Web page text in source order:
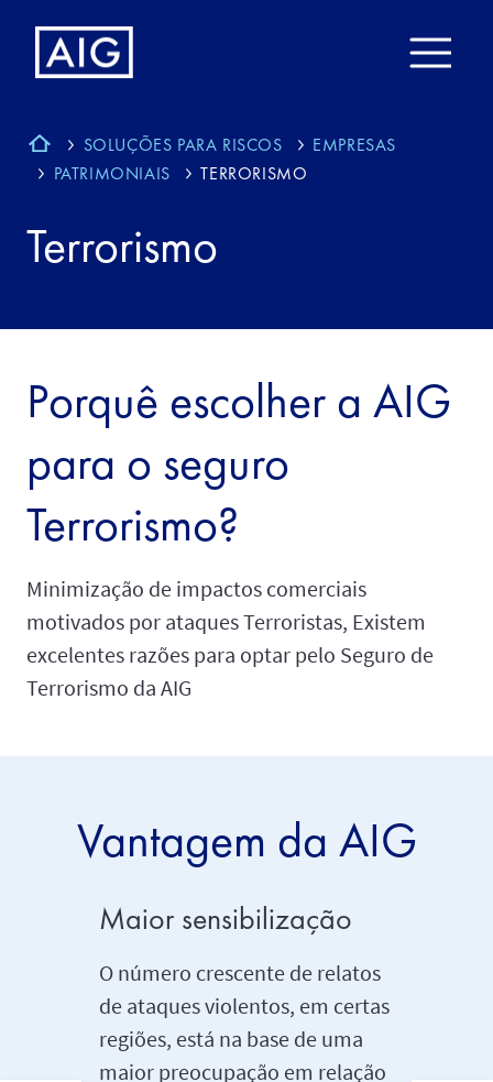
SOLUÇÕES PARA RISCOS
EMPRESAS
PATRIMONIAIS
TERRORISMO
Terrorismo
Porquê escolher a AIG
para o seguro
Terrorismo?
Minimização de impactos comerciais
motivados por ataques Terroristas, Existem
excelentes razões para optar pelo Seguro de
Terrorismo da AIG
Vantagem da AIG
Maior sensibilização
O número crescente de relatos
de ataques violentos, em certas
regiões, está na base de uma
maior preocupação em relação